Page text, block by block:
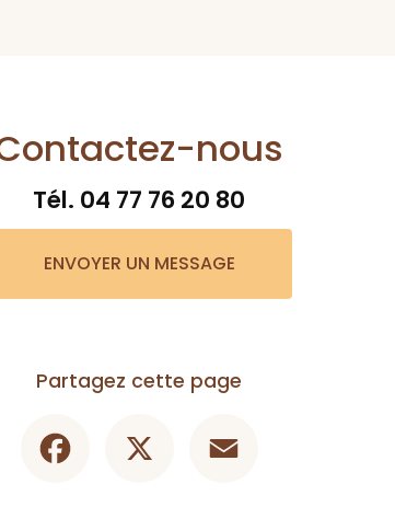
nous
Tél. 04 77 76 20 80
ENVOYER UN MESSAGE
Partagez cette page